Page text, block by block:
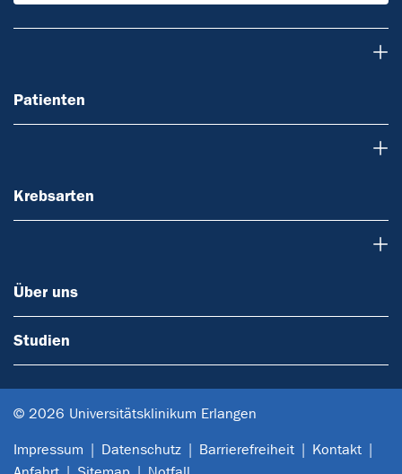
Patienten
Krebsarten
Über uns
Studien
© 2026 Universitätsklinikum Erlangen
Impressum Datenschutz Barrierefreiheit
Kontakt